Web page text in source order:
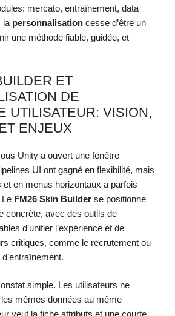
mercato, entraînement, data
la personnalisation cesse d’être un
une méthode fiable, guidée, et
ET
DE
UTILISATEUR: VISION,
ENJEUX
Unity a ouvert une fenêtre
UI ont gagné en flexibilité, mais
et en menus horizontaux a parfois
Le FM26 Skin Builder se positionne
concrète, avec des outils de
d’unifier l’expérience et de
critiques, comme le recrutement ou
simple. Les utilisateurs ne
mêmes données au même